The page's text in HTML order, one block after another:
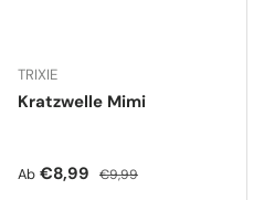
TRIXIE
Kratzwelle Mimi
Verkaufspreis
Ab €8,99 Normaler Preis
€9,99